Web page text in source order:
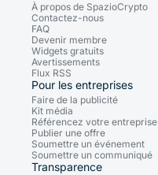
À propos de SpazioCrypto
Contactez-nous
FAQ
Devenir membre
Widgets gratuits
Avertissements
Flux RSS
Pour les entreprises
Faire de la publicité
Kit média
Référencez votre entreprise
Publier une offre
Soumettre un événement
Soumettre un communiqué
Transparence